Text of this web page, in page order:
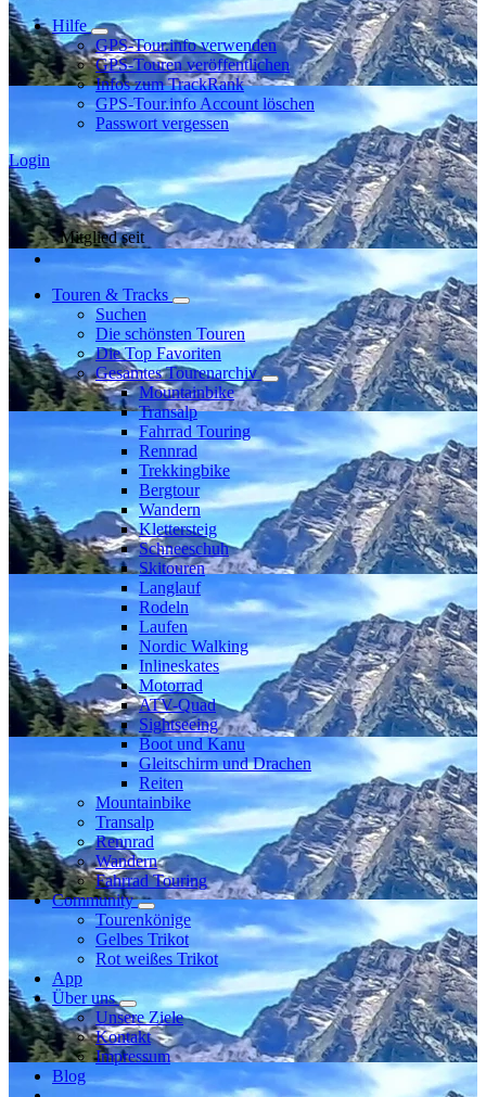
Hilfe
GPS-Tour.info verwenden
GPS-Touren veröffentlichen
Infos zum TrackRank
GPS-Tour.info Account löschen
Passwort vergessen
Login
Mitglied seit
Touren & Tracks
Suchen
Die schönsten Touren
Die Top Favoriten
Gesamtes Tourenarchiv
Mountainbike
Transalp
Fahrrad Touring
Rennrad
Trekkingbike
Bergtour
Wandern
Klettersteig
Schneeschuh
Skitouren
Langlauf
Rodeln
Laufen
Nordic Walking
Inlineskates
Motorrad
ATV-Quad
Sightseeing
Boot und Kanu
Gleitschirm und Drachen
Reiten
Mountainbike
Transalp
Rennrad
Wandern
Fahrrad Touring
Community
Tourenkönige
Gelbes Trikot
Rot weißes Trikot
App
Über uns
Unsere Ziele
Kontakt
Impressum
Blog